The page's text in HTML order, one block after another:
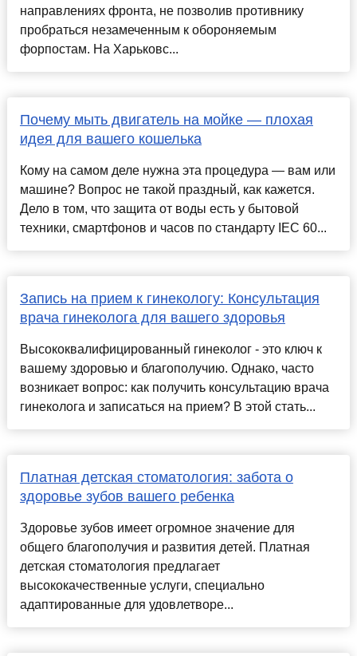
направлениях фронта, не позволив противнику
пробраться незамеченным к обороняемым
форпостам. На Харьковс...
Почему мыть двигатель на мойке — плохая
идея для вашего кошелька
Кому на самом деле нужна эта процедура — вам или
машине? Вопрос не такой праздный, как кажется.
Дело в том, что защита от воды есть у бытовой
техники, смартфонов и часов по стандарту IEC 60...
Запись на прием к гинекологу: Консультация
врача гинеколога для вашего здоровья
Высококвалифицированный гинеколог - это ключ к
вашему здоровью и благополучию. Однако, часто
возникает вопрос: как получить консультацию врача
гинеколога и записаться на прием? В этой стать...
Платная детская стоматология: забота о
здоровье зубов вашего ребенка
Здоровье зубов имеет огромное значение для
общего благополучия и развития детей. Платная
детская стоматология предлагает
высококачественные услуги, специально
адаптированные для удовлетворе...